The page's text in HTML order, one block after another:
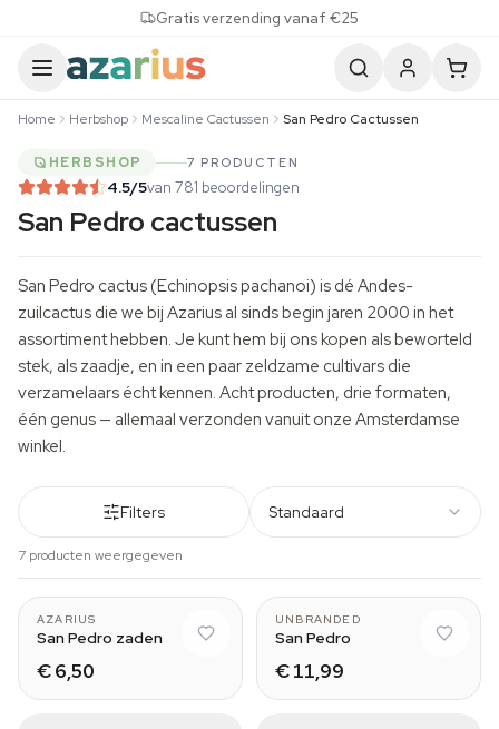
Gratis verzending vanaf €25
Home Herbshop Mescaline Cactussen San Pedro Cactussen
HERBSHOP 7 PRODUCTEN
4.5/5van 781 beoordelingen
San Pedro cactussen
San Pedro cactus (Echinopsis pachanoi) is dé Andes-
zuilcactus die we bij Azarius al sinds begin jaren 2000 in het
assortiment hebben. Je kunt hem bij ons kopen als beworteld
stek, als zaadje, en in een paar zeldzame cultivars die
verzamelaars écht kennen. Acht producten, drie formaten,
één genus — allemaal verzonden vanuit onze Amsterdamse
winkel.
Filters Standaard
7 producten weergegeven
AZARIUS
San Pedro zaden
€ 6,50
UNBRANDED
San Pedro
€ 11,99